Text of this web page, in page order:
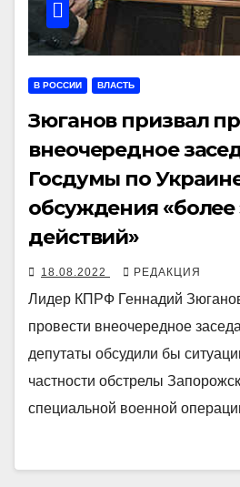
В РОССИИ ВЛАСТЬ
Зюганов призвал
внеочередное
Госдумы по
обсуждения
действий»
18.08.2022 РЕДАКЦИЯ
Лидер КПРФ Геннадий
провести внеочередное
депутаты обсудили бы
частности обстрелы
специальной военной